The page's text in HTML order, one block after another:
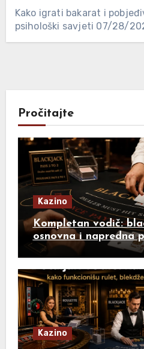
Kako igrati bakarat i
psihološki savjeti 07/28/
Pročitajte
Kazino
Kompletan vodič:
osnovna i napredna
Kazino